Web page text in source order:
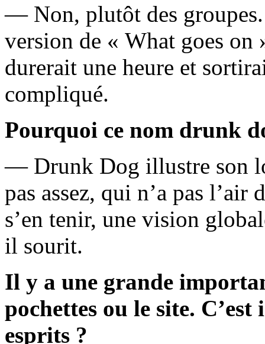
— Non, plutôt des groupes.
version de « What goes
durerait une heure et
compliqué.
Pourquoi ce nom drunk
— Drunk Dog illustre son
pas assez, qui n’a pas
s’en tenir, une vision
il sourit.
Il y a une grande
pochettes ou le site.
esprits ?